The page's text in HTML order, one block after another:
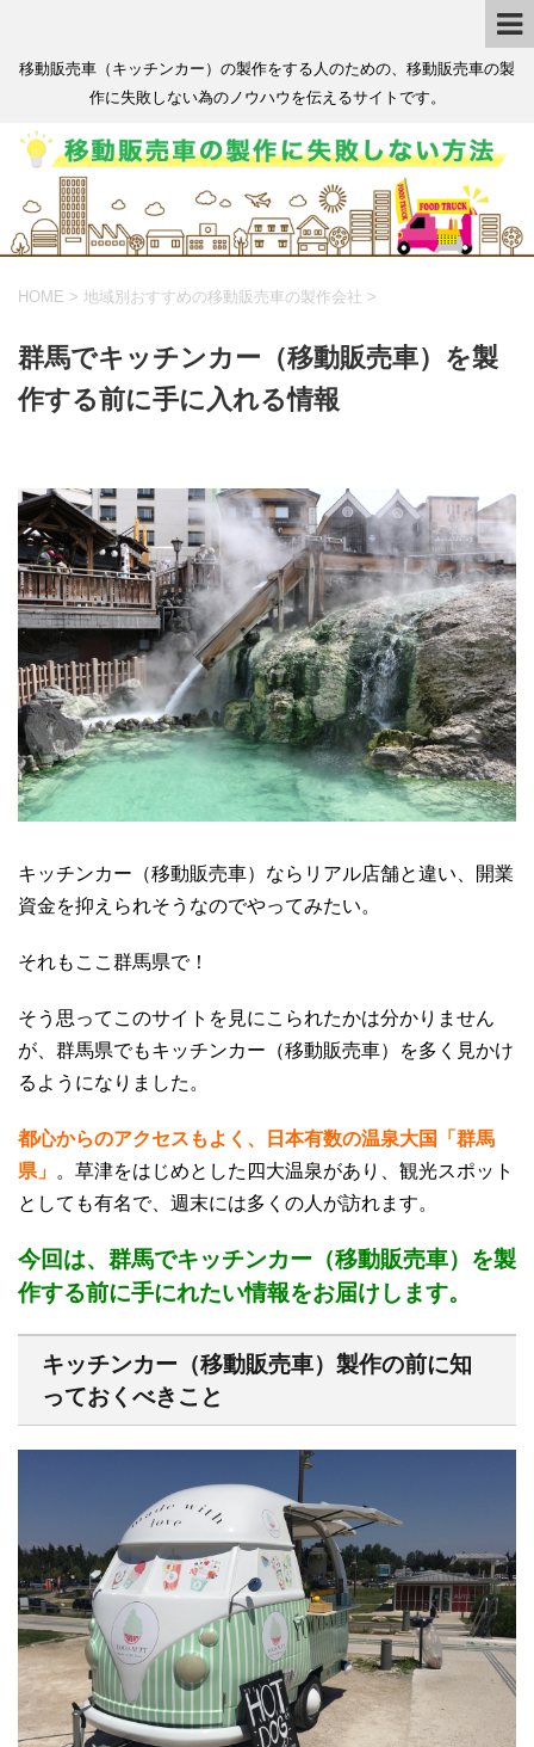
移動販売車（キッチンカー）の製作をする人のための、移動販売車の製
作に失敗しない為のノウハウを伝えるサイトです。
HOME > 地域別おすすめの移動販売車の製作会社 >
群馬でキッチンカー（移動販売車）を製
作する前に手に入れる情報
キッチンカー（移動販売車）ならリアル店舗と違い、開業
資金を抑えられそうなのでやってみたい。
それもここ群馬県で！
そう思ってこのサイトを見にこられたかは分かりません
が、群馬県でもキッチンカー（移動販売車）を多く見かけ
るようになりました。
都心からのアクセスもよく、日本有数の温泉大国「群馬
県」 。草津をはじめとした四大温泉があり、観光スポット
としても有名で、週末には多くの人が訪れます。
今回は、群馬でキッチンカー（移動販売車）を製
作する前に手にれたい情報をお届けします。
キッチンカー（移動販売車）製作の前に知
っておくべきこと